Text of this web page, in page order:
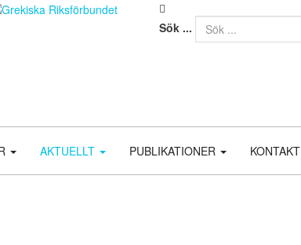
Sök ...
AKTUELLT PUBLIKATIONER KONTAKT